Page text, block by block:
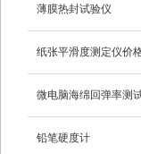
薄膜热封试验仪
纸张平滑度测定仪价
微电脑海绵回弹率测
铅笔硬度计